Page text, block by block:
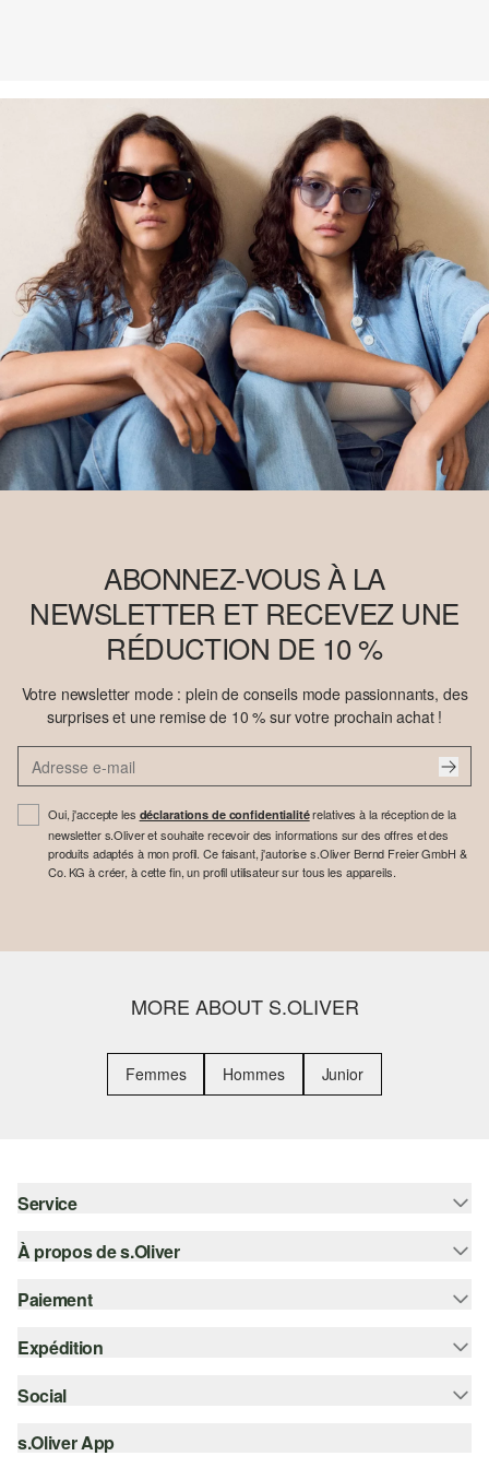
ABONNEZ-VOUS À LA
NEWSLETTER ET RECEVEZ UNE
RÉDUCTION DE 10 %
Votre newsletter mode : plein de conseils mode passionnants, des
surprises et une remise de 10 % sur votre prochain achat !
Oui, j'accepte les déclarations de confidentialitérelatives à la réception de la
newsletter s.Oliver et souhaite recevoir des informations sur des offres et des
produits adaptés à mon profil. Ce faisant, j'autorise s.Oliver Bernd Freier GmbH &
Co. KG à créer, à cette fin, un profil utilisateur sur tous les appareils.
MORE ABOUT S.OLIVER
Femmes Hommes Junior
Service
Aide - FAQ
À propos de s.Oliver
S'abonner à la Newsletter
s.Oliver Card
Liste d'envies
Paiement
Sur facture
Expédition
Suivi de colis
SwissPost
Social
instagram
s.Oliver App